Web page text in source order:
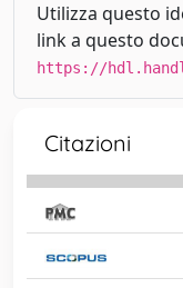
Utilizza questo
link a questo
https://
Citazioni